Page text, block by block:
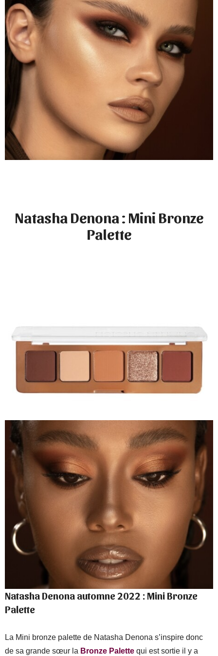
Natasha Denona : Mini Bronze
Palette
Natasha Denona automne 2022 : Mini Bronze
Palette
La Mini bronze palette de Natasha Denona s’inspire donc
de sa grande sœur la Bronze Palette qui est sortie il y a